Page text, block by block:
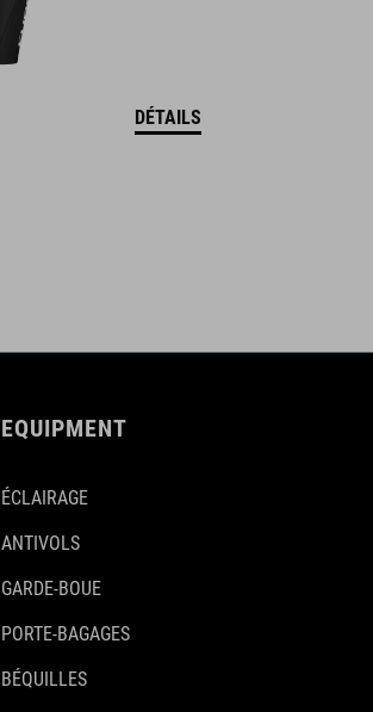
DÉTAILS
EQUIPMENT
ÉCLAIRAGE
ANTIVOLS
GARDE-BOUE
PORTE-BAGAGES
BÉQUILLES